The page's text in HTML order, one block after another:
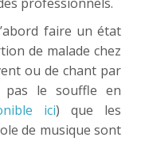
faire un état
de malade chez
ou de chant par
pas le souffle en
ici) que les
de musique sont